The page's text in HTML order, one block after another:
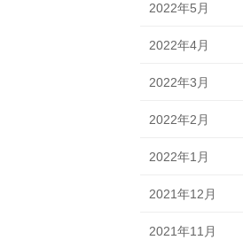
2022年5月
2022年4月
2022年3月
2022年2月
2022年1月
2021年12月
2021年11月